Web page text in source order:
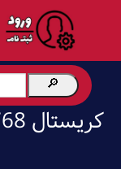
کریستال 32.768 کیلوهرتز